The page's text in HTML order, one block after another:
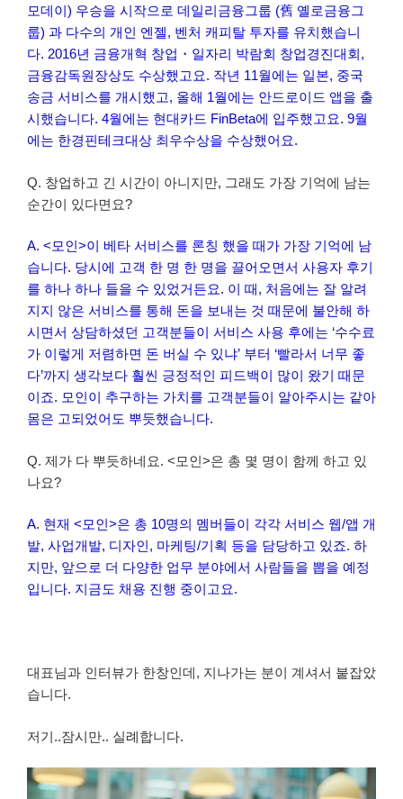
모데이) 우승을 시작으로 데일리금융그룹 (舊 옐로금융그
룹) 과 다수의 개인 엔젤, 벤처 캐피탈 투자를 유치했습니
다. 2016년 금융개혁 창업・일자리 박람회 창업경진대회,
금융감독원장상도 수상했고요. 작년 11월에는 일본, 중국
송금 서비스를 개시했고, 올해 1월에는 안드로이드 앱을 출
시했습니다. 4월에는 현대카드 FinBeta에 입주했고요. 9월
에는 한경핀테크대상 최우수상을 수상했어요.
Q. 창업하고 긴 시간이 아니지만, 그래도 가장 기억에 남는
순간이 있다면요?
A. <모인>이 베타 서비스를 론칭 했을 때가 가장 기억에 남
습니다. 당시에 고객 한 명 한 명을 끌어오면서 사용자 후기
를 하나 하나 들을 수 있었거든요. 이 때, 처음에는 잘 알려
지지 않은 서비스를 통해 돈을 보내는 것 때문에 불안해 하
시면서 상담하셨던 고객분들이 서비스 사용 후에는 ‘수수료
가 이렇게 저렴하면 돈 버실 수 있냐’ 부터 ‘빨라서 너무 좋
다’까지 생각보다 훨씬 긍정적인 피드백이 많이 왔기 때문
이죠. 모인이 추구하는 가치를 고객분들이 알아주시는 같아
몸은 고되었어도 뿌듯했습니다.
Q. 제가 다 뿌듯하네요. <모인>은 총 몇 명이 함께 하고 있
나요?
A. 현재 <모인>은 총 10명의 멤버들이 각각 서비스 웹/앱 개
발, 사업개발, 디자인, 마케팅/기획 등을 담당하고 있죠. 하
지만, 앞으로 더 다양한 업무 분야에서 사람들을 뽑을 예정
입니다. 지금도 채용 진행 중이고요.
대표님과 인터뷰가 한창인데, 지나가는 분이 계셔서 붙잡았
습니다.
저기..잠시만.. 실례합니다.